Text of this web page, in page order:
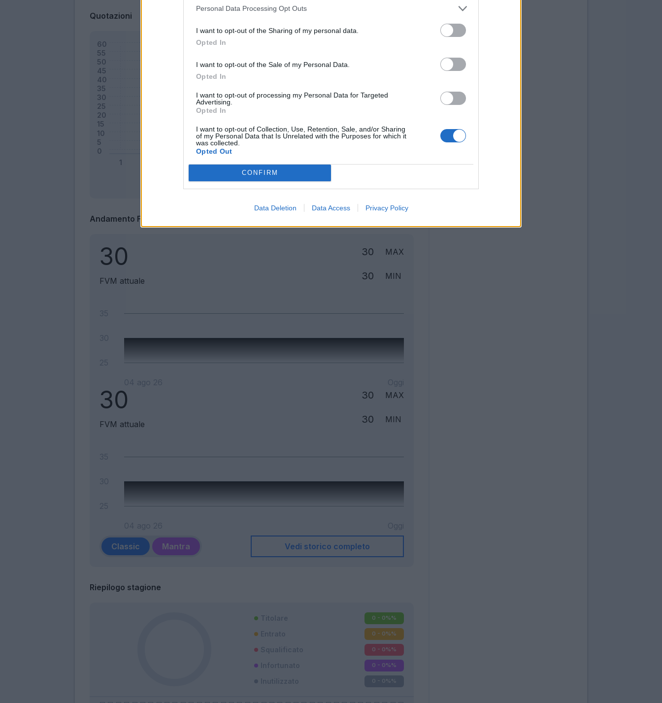
Personal Data Processing Opt Outs
I want to opt-out of the Sharing of my personal data.
Opted In
I want to opt-out of the Sale of my Personal Data.
Opted In
I want to opt-out of processing my Personal Data for Targeted
Advertising.
Opted In
I want to opt-out of Collection, Use, Retention, Sale, and/or Sharing
of my Personal Data that Is Unrelated with the Purposes for which it
was collected.
Opted Out
CONFIRM
Data Deletion Data Access Privacy Policy
Quotazioni
Classic Mantra
Andamento FantaValore di Mercato
30
FVM attuale
30 MAX
30 MIN
30
FVM attuale
30 MAX
30 MIN
Classic Mantra Vedi storico completo
Riepilogo stagione
0 - 0%%
0 - 0%%
0 - 0%%
0 - 0%%
0 - 0%%